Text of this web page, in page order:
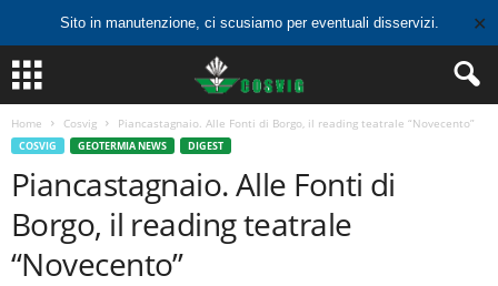
Sito in manutenzione, ci scusiamo per eventuali disservizi. ✕
Home Cosvig Piancastagnaio. Alle Fonti di Borgo, il reading teatrale “Novecento”
COSVIG GEOTERMIA NEWS DIGEST
Piancastagnaio. Alle Fonti di
Borgo, il reading teatrale
“Novecento”